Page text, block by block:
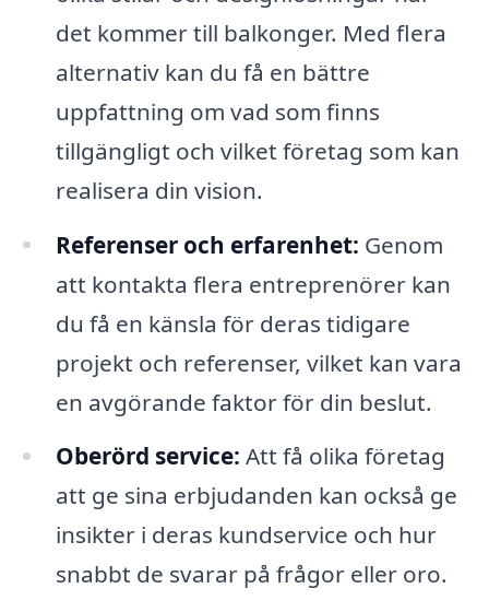
det kommer till balkonger. Med flera
alternativ kan du få en bättre
uppfattning om vad som finns
tillgängligt och vilket företag som kan
realisera din vision.
Referenser och erfarenhet: Genom
att kontakta flera entreprenörer kan
du få en känsla för deras tidigare
projekt och referenser, vilket kan vara
en avgörande faktor för din beslut.
Oberörd service: Att få olika företag
att ge sina erbjudanden kan också ge
insikter i deras kundservice och hur
snabbt de svarar på frågor eller oro.